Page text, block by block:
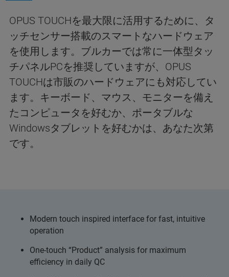
OPUS TOUCHを最大限に活用するために、タ
ッチセンサー搭載のスマートなハードウェア
を使用します。ブルカーでは常に一体型タッ
チパネルPCを推奨していますが、OPUS
TOUCHは市販のハードウェアにも対応してい
ます。キーボード、マウス、モニターを備え
たコンピュータを好むか、ポータブルな
Windowsタブレットを好むかは、あなた次第
です。
Modern touch inspired interface for fast, intuitive
operation
One‑touch “Product” analysis for maximum
efficiency in daily QC